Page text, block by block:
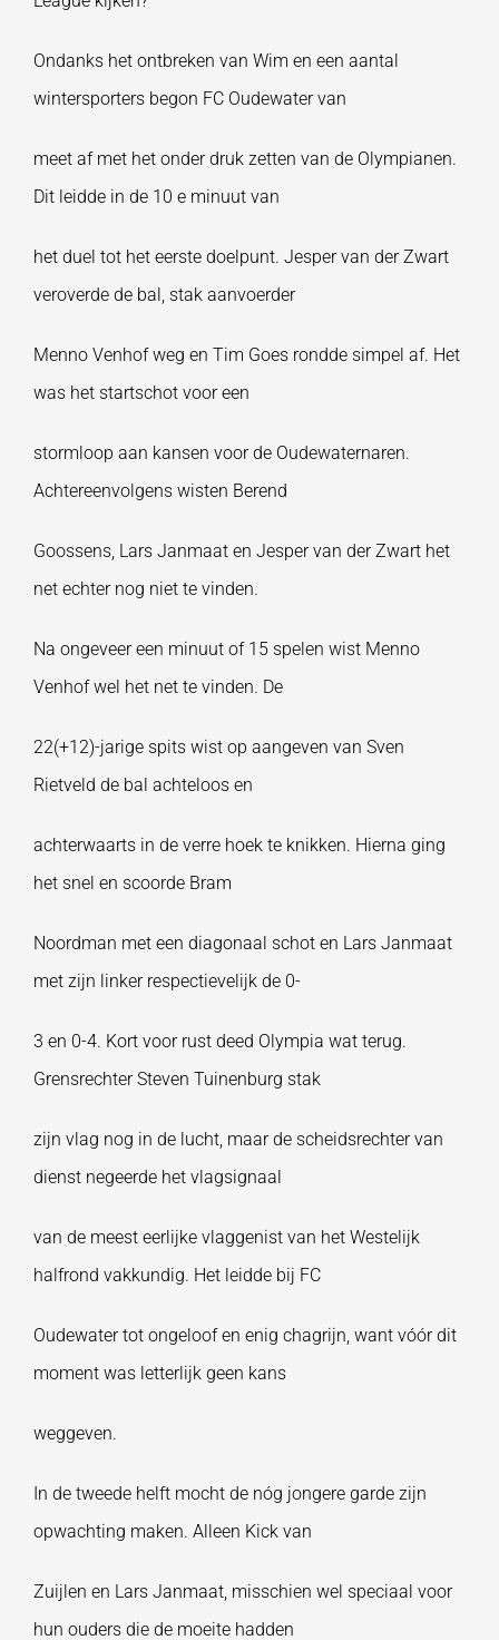
Ondanks het ontbreken van Wim en een aantal
wintersporters begon FC Oudewater van
meet af met het onder druk zetten van de Olympianen.
Dit leidde in de 10 e minuut van
het duel tot het eerste doelpunt. Jesper van der Zwart
veroverde de bal, stak aanvoerder
Menno Venhof weg en Tim Goes rondde simpel af. Het
was het startschot voor een
stormloop aan kansen voor de Oudewaternaren.
Achtereenvolgens wisten Berend
Goossens, Lars Janmaat en Jesper van der Zwart het
net echter nog niet te vinden.
Na ongeveer een minuut of 15 spelen wist Menno
Venhof wel het net te vinden. De
22(+12)-jarige spits wist op aangeven van Sven
Rietveld de bal achteloos en
achterwaarts in de verre hoek te knikken. Hierna ging
het snel en scoorde Bram
Noordman met een diagonaal schot en Lars Janmaat
met zijn linker respectievelijk de 0-
3 en 0-4. Kort voor rust deed Olympia wat terug.
Grensrechter Steven Tuinenburg stak
zijn vlag nog in de lucht, maar de scheidsrechter van
dienst negeerde het vlagsignaal
van de meest eerlijke vlaggenist van het Westelijk
halfrond vakkundig. Het leidde bij FC
Oudewater tot ongeloof en enig chagrijn, want vóór dit
moment was letterlijk geen kans
weggeven.
In de tweede helft mocht de nóg jongere garde zijn
opwachting maken. Alleen Kick van
Zuijlen en Lars Janmaat, misschien wel speciaal voor
hun ouders die de moeite hadden